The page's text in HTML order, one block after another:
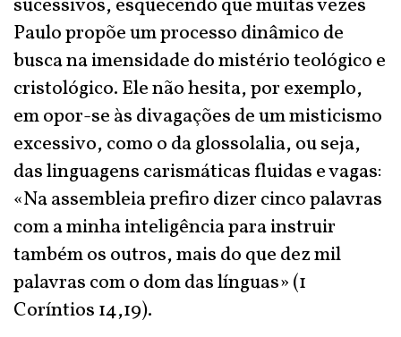
sucessivos, esquecendo que muitas vezes
Paulo propõe um processo dinâmico de
busca na imensidade do mistério teológico e
cristológico. Ele não hesita, por exemplo,
em opor-se às divagações de um misticismo
excessivo, como o da glossolalia, ou seja,
das linguagens carismáticas fluidas e vagas:
«Na assembleia prefiro dizer cinco palavras
com a minha inteligência para instruir
também os outros, mais do que dez mil
palavras com o dom das línguas» (1
Coríntios 14,19).